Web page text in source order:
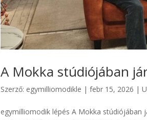
A Mokka stúdiójában
Szerző: egymilliomodikle |febr 15, 2026 |
egymilliomodik lépés A Mokka stúdiójában